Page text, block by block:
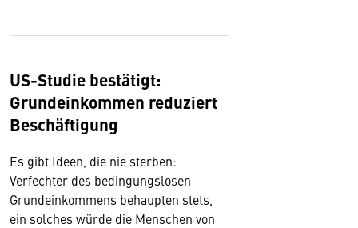
US-Studie bestätigt:
Grundeinkommen reduziert
Beschäftigung
Es gibt Ideen, die nie sterben:
Verfechter des bedingungslosen
Grundeinkommens behaupten stets,
ein solches würde die Menschen von